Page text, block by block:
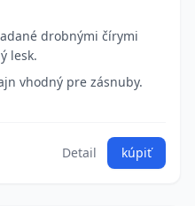
drobnými čírymi
lesk.
vhodný pre zásnuby.
Detail kúpiť